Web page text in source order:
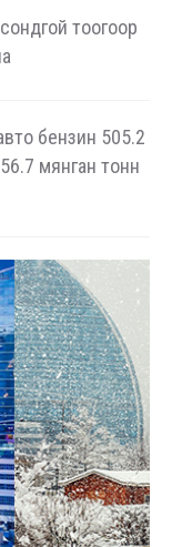
тоогоор
бензин 505.2
мянган тонн
250 орчим
байна
доголдлыг